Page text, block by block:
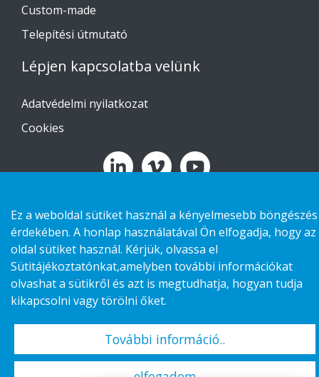
Custom-made
Telepítési útmutató
Lépjen kapcsolatba velünk
Adatvédelmi nyilatkozat
Cookies
Copyright 2026 HL Display AB. All rights reserved.
Ez a weboldal sütiket használ a kényelmesebb böngészés
érdekében. A honlap használatával Ön elfogadja, hogy az
oldal sütiket használ. Kérjük, olvassa el
Sütitájékoztatónkat,amelyben további információkat
olvashat a sütikről és azt is megtudhatja, hogyan tudja
kikapcsolni vagy törölni őket.
További információ..